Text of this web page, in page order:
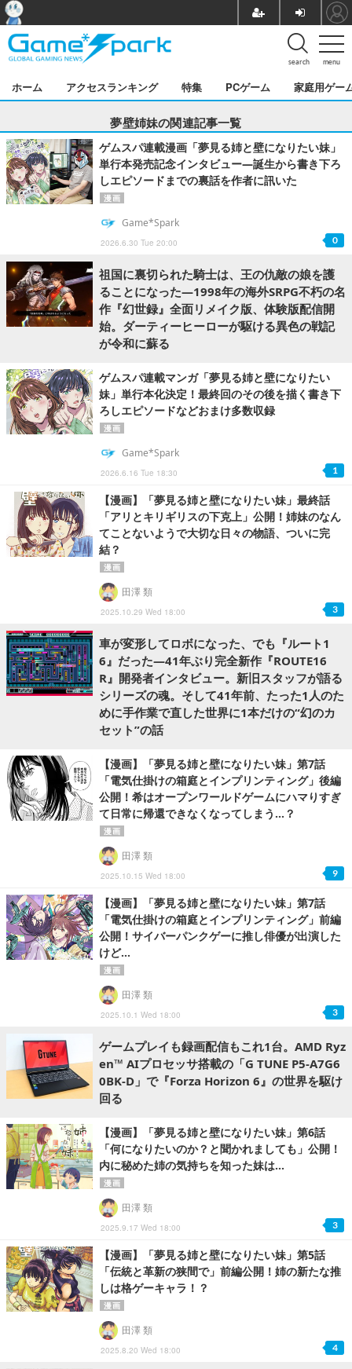
menu
search
ホーム アクセスランキング 特集 PCゲーム 家庭用ゲー
夢壁姉妹の関連記事一覧
ゲムスパ連載漫画「夢見る姉と壁になりたい妹」
単行本発売記念インタビュー―誕生から書き下ろ
しエピソードまでの裏話を作者に訊いた
漫画
2026.6.30 Tue 20:00
Game*Spark
0
祖国に裏切られた騎士は、王の仇敵の娘を護
ることになった―1998年の海外SRPG不朽の名
作『幻世録』全面リメイク版、体験版配信開
始。ダーティーヒーローが駆ける異色の戦記
が令和に蘇る
ゲムスパ連載マンガ「夢見る姉と壁になりたい
妹」単行本化決定！最終回のその後を描く書き下
ろしエピソードなどおまけ多数収録
漫画
2026.6.16 Tue 18:30
Game*Spark
1
【漫画】「夢見る姉と壁になりたい妹」最終話
「アリとキリギリスの下克上」公開！姉妹のなん
てことないようで大切な日々の物語、ついに完
結？
漫画
2025.10.29 Wed 18:00
田澤 類
3
車が変形してロボになった、でも『ルート1
6』だった―41年ぶり完全新作『ROUTE16
R』開発者インタビュー。新旧スタッフが語る
シリーズの魂。そして41年前、たった1人のた
めに手作業で直した世界に1本だけの“幻のカ
セット”の話
【漫画】「夢見る姉と壁になりたい妹」第7話
「電気仕掛けの箱庭とインプリンティング」後編
公開！希はオープンワールドゲームにハマりすぎ
て日常に帰還できなくなってしまう...？
漫画
2025.10.15 Wed 18:00
田澤 類
9
【漫画】「夢見る姉と壁になりたい妹」第7話
「電気仕掛けの箱庭とインプリンティング」前編
公開！サイバーパンクゲーに推し俳優が出演した
けど...
漫画
2025.10.1 Wed 18:00
田澤 類
3
ゲームプレイも録画配信もこれ1台。AMD Ryz
en™ AIプロセッサ搭載の「G TUNE P5-A7G6
0BK-D」で『Forza Horizon 6』の世界を駆け
回る
【漫画】「夢見る姉と壁になりたい妹」第6話
「何になりたいのか？と聞かれましても」公開！
内に秘めた姉の気持ちを知った妹は...
漫画
2025.9.17 Wed 18:00
田澤 類
3
【漫画】「夢見る姉と壁になりたい妹」第5話
「伝統と革新の狭間で」前編公開！姉の新たな推
しは格ゲーキャラ！？
漫画
2025.8.20 Wed 18:00
田澤 類
4